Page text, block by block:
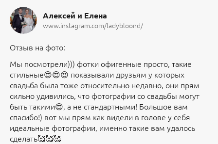
Алексей и Елена
www.instagram.com/ladybloond/
Отзыв на фото:
Мы посмотрели))) фотки офигенные просто, такие
стильные😍😍😍 показывали друзьям у которых
свадьба была тоже относительно недавно, они прям
сильно удивились, что фотографии со свадьбы могут
быть такими😍, а не стандартными! Большое вам
спасибо!) вот мы прям как видели в голове у себя
идеальные фотографии, именно такие вам удалось
сделать🥰🥰🥰